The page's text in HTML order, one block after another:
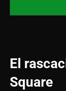
El
Square